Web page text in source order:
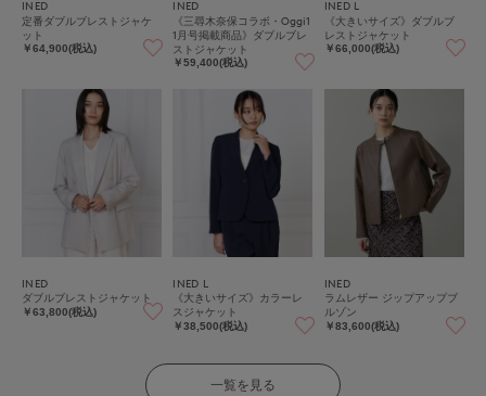
INED
定番ダブルブレストジャケ
ット
￥64,900(税込)
INED
《三尋木奈保コラボ・Oggi1
1月号掲載商品》ダブルブレ
ストジャケット
￥59,400(税込)
INED L
《大きいサイズ》ダブルブ
レストジャケット
￥66,000(税込)
INED
ダブルブレストジャケット
￥63,800(税込)
INED L
《大きいサイズ》カラーレ
スジャケット
￥38,500(税込)
INED
ラムレザー ジップアップブ
ルゾン
￥83,600(税込)
一覧を見る